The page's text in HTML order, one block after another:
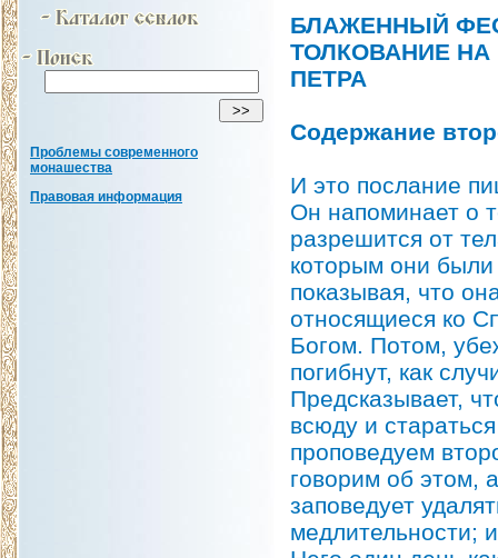
Проблемы современного
монашества
Правовая информация
БЛАЖЕННЫЙ
ТОЛКОВАНИЕ
ПЕТРА
Содержание
И это послание
Он напоминает о
разрешится от
которым они
показывая, что
относящиеся ко
Богом. Потом,
погибнут, как
Предсказывает,
всюду и
проповедуем
говорим об этом,
заповедует
медлительности;